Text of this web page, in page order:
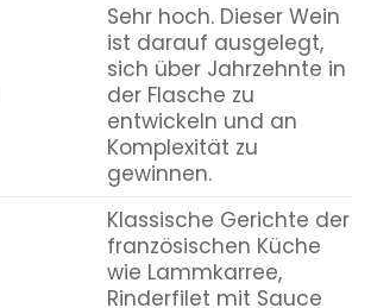
Sehr hoch. Dieser Wein
ist darauf ausgelegt,
sich über Jahrzehnte in
der Flasche zu
entwickeln und an
Komplexität zu
gewinnen.
Klassische Gerichte der
französischen Küche
wie Lammkarree,
Rinderfilet mit Sauce